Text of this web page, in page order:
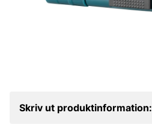
Skriv ut produktinformation: